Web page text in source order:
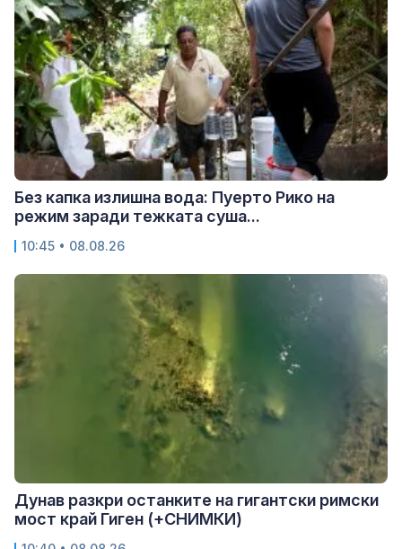
Без капка излишна вода: Пуерто Рико на
режим заради тежката суша...
10:45 • 08.08.26
Дунав разкри останките на гигантски римски
мост край Гиген (+СНИМКИ)